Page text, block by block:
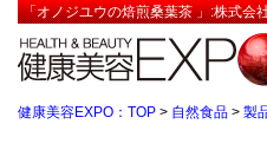
「オノジユウの焙煎桑葉茶 」:株式会
健康美容EXPO：TOP > 自然食品 > 製